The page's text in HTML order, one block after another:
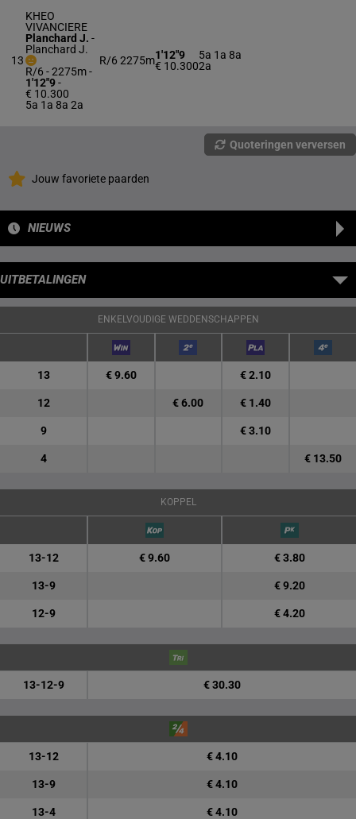
13
KHEO
VIVANCIERE
Planchard J. -
Planchard J.
R/6 - 2275m-
1'12"9-
€ 10.300
5a 1a 8a 2a
R/6 2275m1'12"9
€ 10.300
5a 1a 8a
2a
Quoteringen verversen
Jouw favoriete paarden
NIEUWS
UITBETALINGEN
ENKELVOUDIGE WEDDENSCHAPPEN
13 € 9.60 € 2.10
12 € 6.00 € 1.40
9 € 3.10
4 € 13.50
KOPPEL
13-12 € 9.60 € 3.80
13-9 € 9.20
12-9 € 4.20
13-12-9 € 30.30
13-12 € 4.10
13-9 € 4.10
13-4 € 4.10